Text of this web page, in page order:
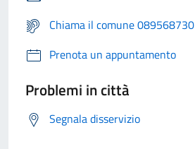
Chiama il comune 089568730
Prenota un appuntamento
Problemi in città
Segnala disservizio